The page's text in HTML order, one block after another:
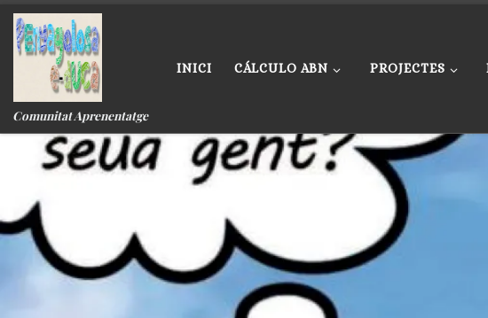
Skip to content
Comunitat Aprenentatge
INICI CÁLCULO ABN PROJECTES